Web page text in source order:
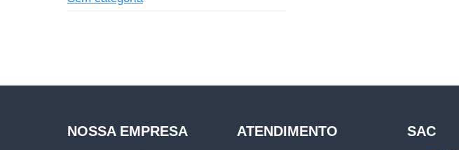
NOSSA EMPRESA ATENDIMENTO SAC